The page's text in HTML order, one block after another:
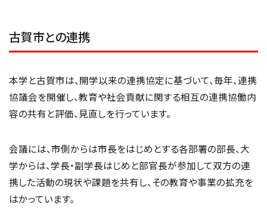
古賀市との連携
本学と古賀市は、開学以来の連携協定に基づいて、毎年、連携
協議会を開催し、教育や社会貢献に関する相互の連携協働内
容の共有と評価、見直しを行っています。
会議には、市側からは市長をはじめとする各部署の部長、大
学からは、学長・副学長はじめと部官長が参加して双方の連
携した活動の現状や課題を共有し、その教育や事業の拡充を
はかっています。